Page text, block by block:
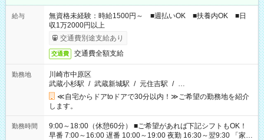
給与
無資格未経験：時給1500円～ ■週払いOK ■扶養内OK ■日
収1万2000円以上
交通費別途支給あり
交通費 交通費全額支給
勤務地
川崎市中原区
武蔵小杉駅 / 武蔵新城駅 / 元住吉駅 / …
≪自宅からドアtoドアで30分以内！≫ご希望の勤務地を紹介
します。
勤務時間
9:00～18:00（休憩60分） ■ご希望があれば下記シフトもOK！
早番 7:00～16:00 遅番 10:00～19:00 夜勤 16:30～翌9:30 「家族